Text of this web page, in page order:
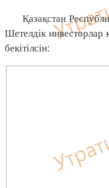
Қазақстан
Шетелдік инвесторлар
бекітілсін: